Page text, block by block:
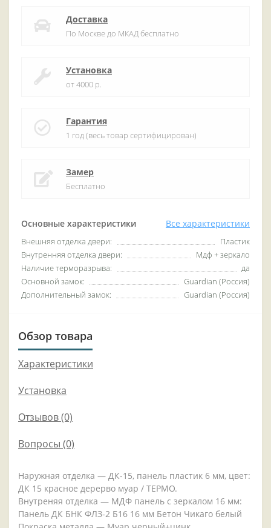
Основные характеристики Все характеристики
Внешняя отделка двери:
Пластик
Внутренняя отделка двери:
Мдф + зеркало
Наличие терморазрыва:
да
Основной замок:
Guardian (Россия)
Дополнительный замок:
Guardian (Россия)
Доставка
По Москве до МКАД бесплатно
Установка
от 4000 р.
Гарантия
1 год (весь товар сертифицирован)
Замер
Бесплатно
Обзор товара
Характеристики
Установка
Отзывов (0)
Вопросы (0)
Наружная отделка — ДК-15, панель пластик 6 мм, цвет:
ДК 15 красное дерерво муар / ТЕРМО.
Внутреняя отделка — МДФ панель с зеркалом 16 мм:
Панель ДК БНК ФЛЗ-2 Б16 16 мм Бетон Чикаго белый